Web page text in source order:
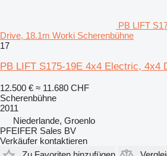
PB LIFT
Drive, 18.1m Worki Scherenbühne
17
PB LIFT S175-19E 4x4 Electric, 4x4
12.500 € ≈ 11.680 CHF
Scherenbühne
2011
Niederlande, Groenlo
PFEIFER Sales BV
Verkäufer kontaktieren